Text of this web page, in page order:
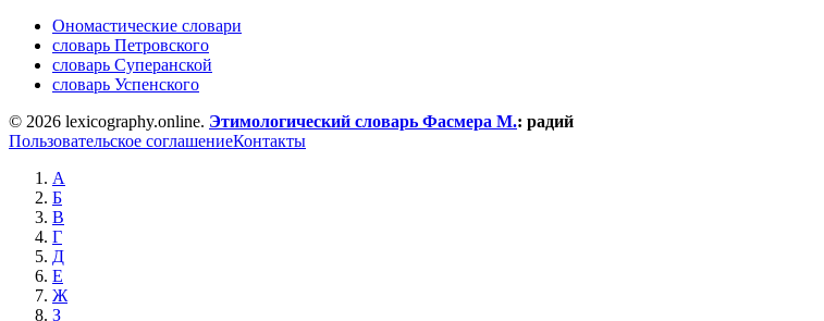
Ономастические словари
словарь Петровского
словарь Суперанской
словарь Успенского
© 2026 lexicography.online. Этимологический словарь Фасмера М.: радий
Пользовательское соглашениеКонтакты
А
Б
В
Г
Д
Е
Ж
З